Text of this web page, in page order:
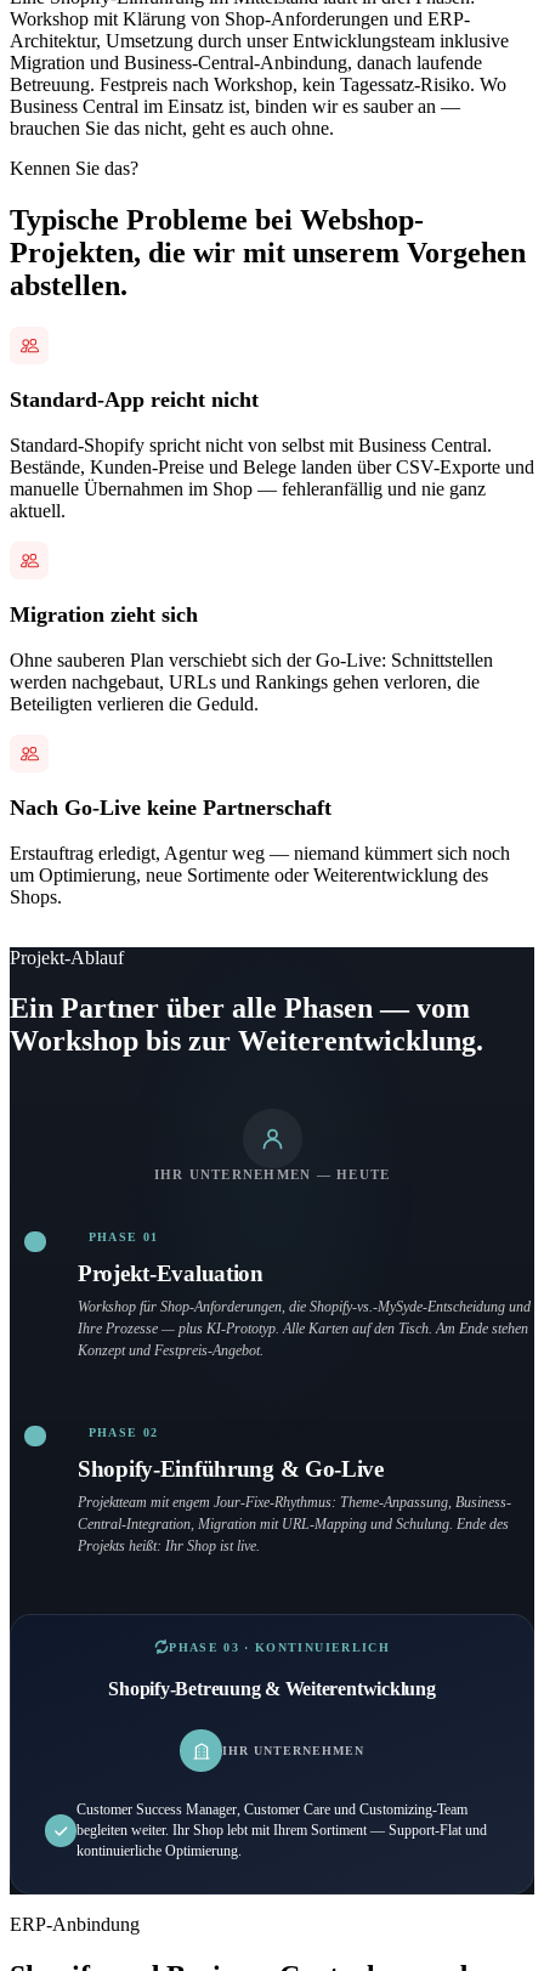
Workshop mit Klärung von Shop-Anforderungen und ERP-
Architektur, Umsetzung durch unser Entwicklungsteam inklusive
Migration und Business-Central-Anbindung, danach laufende
Betreuung. Festpreis nach Workshop, kein Tagessatz-Risiko. Wo
Business Central im Einsatz ist, binden wir es sauber an —
brauchen Sie das nicht, geht es auch ohne.
Kennen Sie das?
Typische Probleme bei Webshop-
Projekten, die wir mit unserem Vorgehen
abstellen.
Standard-App reicht nicht
Standard-Shopify spricht nicht von selbst mit Business Central.
Bestände, Kunden-Preise und Belege landen über CSV-Exporte und
manuelle Übernahmen im Shop — fehleranfällig und nie ganz
aktuell.
Migration zieht sich
Ohne sauberen Plan verschiebt sich der Go-Live: Schnittstellen
werden nachgebaut, URLs und Rankings gehen verloren, die
Beteiligten verlieren die Geduld.
Nach Go-Live keine Partnerschaft
Erstauftrag erledigt, Agentur weg — niemand kümmert sich noch
um Optimierung, neue Sortimente oder Weiterentwicklung des
Shops.
Projekt-Ablauf
Ein Partner über alle Phasen — vom
Workshop bis zur Weiterentwicklung.
IHR UNTERNEHMEN — HEUTE
PHASE 01
Projekt-Evaluation
Workshop für Shop-Anforderungen, die Shopify-vs.-MySyde-Entscheidung und
Ihre Prozesse — plus KI-Prototyp. Alle Karten auf den Tisch. Am Ende stehen
Konzept und Festpreis-Angebot.
PHASE 02
Shopify-Einführung & Go-Live
Projektteam mit engem Jour-Fixe-Rhythmus: Theme-Anpassung, Business-
Central-Integration, Migration mit URL-Mapping und Schulung. Ende des
Projekts heißt: Ihr Shop ist live.
PHASE 03 · KONTINUIERLICH
Shopify-Betreuung & Weiterentwicklung
IHR UNTERNEHMEN
Customer Success Manager, Customer Care und Customizing-Team
begleiten weiter. Ihr Shop lebt mit Ihrem Sortiment — Support-Flat und
kontinuierliche Optimierung.
ERP-Anbindung